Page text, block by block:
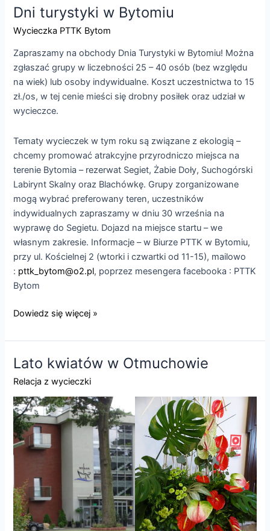
Dni turystyki w Bytomiu
Wycieczka PTTK Bytom
Zapraszamy na obchody Dnia Turystyki w Bytomiu! Można
zgłaszać grupy w liczebności 25 – 40 osób (bez względu
na wiek) lub osoby indywidualne. Koszt uczestnictwa to 15
zł./os, w tej cenie mieści się drobny posiłek oraz udział w
wycieczce.
Tematy wycieczek w tym roku są związane z ekologią –
chcemy promować atrakcyjne przyrodniczo miejsca na
terenie Bytomia – rezerwat Segiet, Żabie Doły, Suchogórski
Labirynt Skalny oraz Blachówkę. Grupy zorganizowane
mogą wybrać preferowany teren, uczestników
indywidualnych zapraszamy w dniu 30 września na
wyprawę do Segietu. Dojazd na miejsce startu – we
własnym zakresie. Informacje – w Biurze PTTK w Bytomiu,
przy ul. Kościelnej 2 (wtorki i czwartki od 11-15), mailowo
: pttk_bytom@o2.pl, poprzez mesengera facebooka : PTTK
Bytom
Dni
w
Bytomiu
Dowiedz się więcej »
Lato kwiatów w Otmuchowie
Relacja z wycieczki